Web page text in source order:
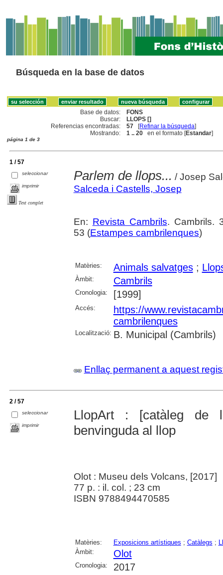
Búsqueda en la base de datos
Base de datos:
FONS
Buscar:
LLOPS []
Referencias encontradas:
57 [Refinar la búsqueda]
Mostrando:
1 .. 20 en el formato [Estandar]
página 1 de 3
1 / 57
seleccionar
imprimir
Text complet
Parlem de llops... / Josep
Salceda i Castells, Josep
En: Revista Cambrils. Cambrils.
53 (Estampes cambrilenques)
Matèries: Animals salvatges;
Àmbit: Cambrils
Cronologia: [1999]
Accés:
https://
cambrilenques
Localització: B. Municipal (Cambrils)
Enllaç permanent a aquest
2 / 57
seleccionar
imprimir
LlopArt : [catàleg de
benvinguda al llop
Olot : Museu dels Volcans, [2017]
77 p. : il. col. ; 23 cm
ISBN 9788494470585
Matèries: Exposicions artístiques ; Catàlegs ;
Àmbit:
Olot
Cronologia: 2017